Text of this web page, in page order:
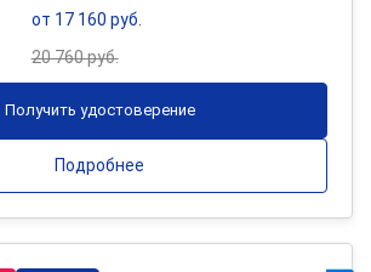
от 17 160 руб.
20 760 руб.
Получить удостоверение
Подробнее